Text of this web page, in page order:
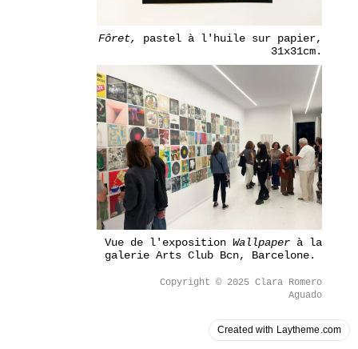
Created with Laytheme.com
Fôret,
pastel à l'huile sur papier,
31x31cm.
Vue de l'expositionWallpaper à la
galerie Arts Club Bcn, Barcelone.
Copyright © 2025 Clara Romero
Aguado